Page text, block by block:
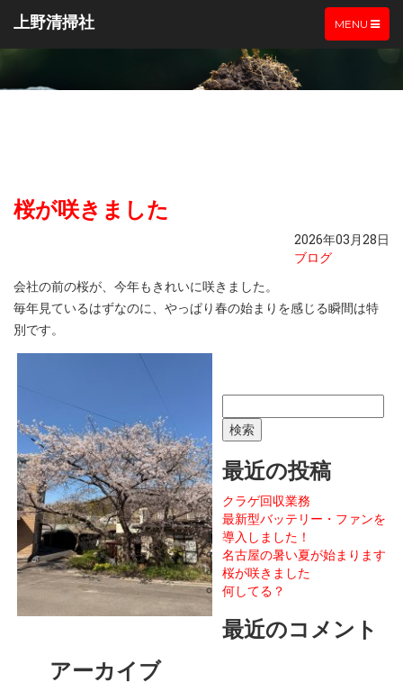
TOGGLE
NAVIGATION
MENU
上野清掃社
桜が咲きました
2026年03月28日
ブログ
会社の前の桜が、今年もきれいに咲きました。
毎年見ているはずなのに、やっぱり春の始まりを感じる瞬間は特
別です。
索:
最近の投稿
クラゲ回収業務
最新型バッテリー・ファンを
導入しました！
名古屋の暑い夏が始まります
桜が咲きました
何してる？
最近のコメント
アーカイブ